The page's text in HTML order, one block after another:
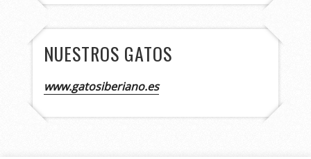
NUESTROS GATOS
www.gatosiberiano.es